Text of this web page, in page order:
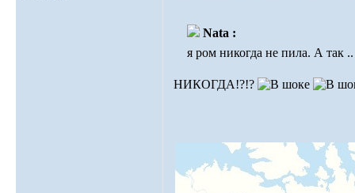
Nata :
я ром никогда не пила. А так
НИКОГДА!?!?